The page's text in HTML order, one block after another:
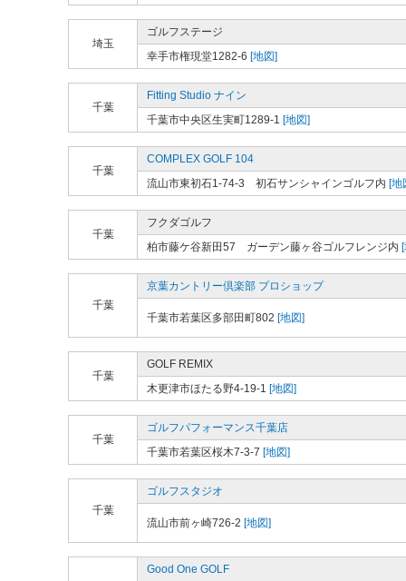
埼玉
ゴルフステージ
幸手市権現堂1282-6 [地図]
千葉
Fitting Studio ナイン
千葉市中央区生実町1289-1 [地図]
千葉
COMPLEX GOLF 104
流山市東初石1-74-3 初石サンシャインゴルフ内 [地
千葉
フクダゴルフ
柏市藤ケ谷新田57 ガーデン藤ヶ谷ゴルフレンジ内
千葉
京葉カントリー倶楽部 プロショップ
千葉市若葉区多部田町802 [地図]
千葉
GOLF REMIX
木更津市ほたる野4-19-1 [地図]
千葉
ゴルフパフォーマンス千葉店
千葉市若葉区桜木7-3-7 [地図]
千葉
ゴルフスタジオ
流山市前ヶ崎726-2 [地図]
Good One GOLF